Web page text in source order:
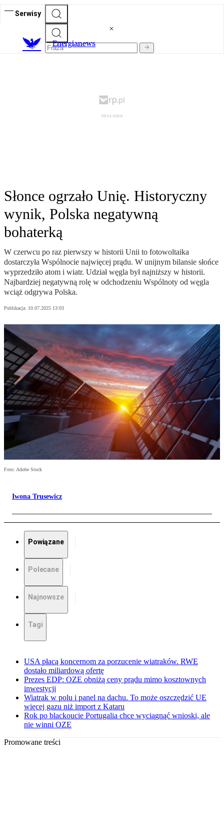
Serwisy
Energianews
Słonce ogrzało Unię. Historyczny
wynik, Polska negatywną
bohaterką
W czerwcu po raz pierwszy w historii Unii to fotowoltaika
dostarczyła Wspólnocie najwięcej prądu. W unijnym bilansie słońce
wyprzedziło atom i wiatr. Udział węgla był najniższy w historii.
Najbardziej negatywną rolę w odchodzeniu Wspólnoty od węgla
wciąż odgrywa Polska.
Publikacja: 10.07.2025 13:03
Foto: Adobe Stock
Iwona Trusewicz
Powiązane
Polecane
Najnowsze
Tagi
USA płacą koncernom za porzucenie wiatraków. RWE
dostało miliardową ofertę
Prezes EDP: OZE obniżą ceny prądu mimo kosztownych
inwestycji
Wiatrak w polu i panel na dachu. To może oszczędzić UE
więcej gazu niż import z Kataru
Rok po blackoucie Portugalia chce wyciągnąć wnioski, ale
nie winni OZE
Promowane treści